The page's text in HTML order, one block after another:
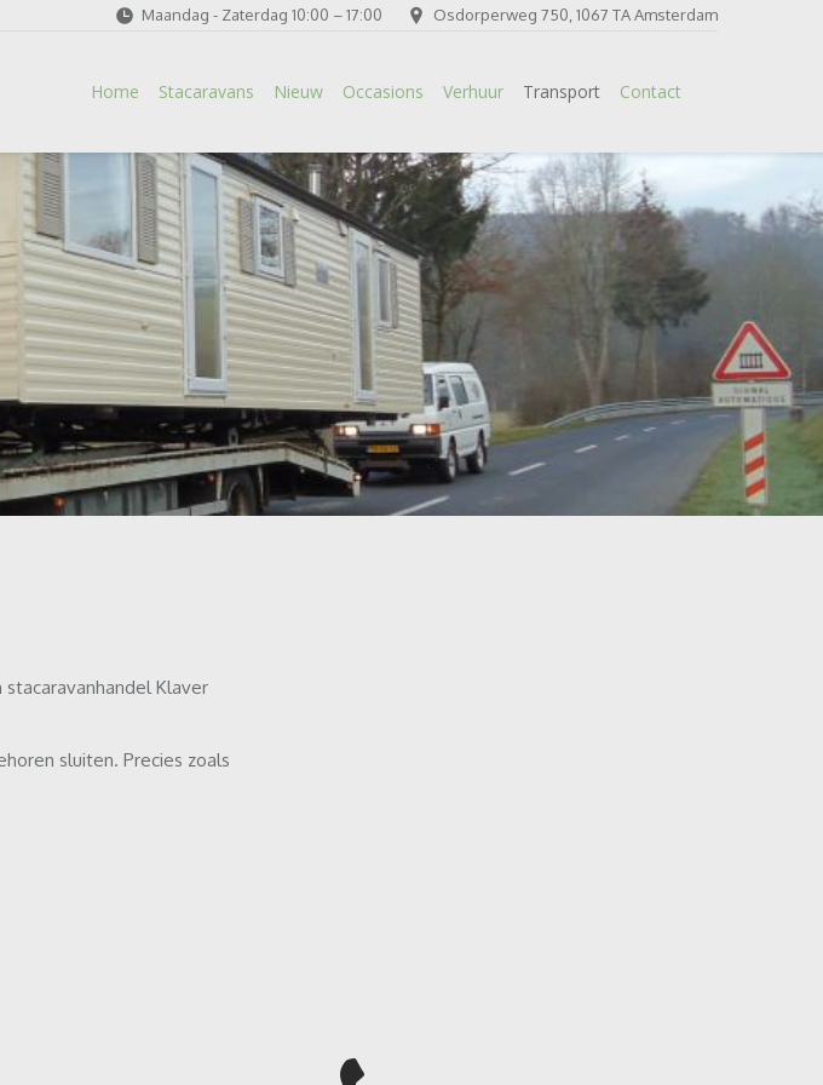
Maandag - Zaterdag 10:00 – 17:00 Osdorperweg 750, 1067 TA Amsterdam
Home Stacaravans Nieuw Occasions Verhuur Transport Contact
Klaver
sluiten. Precies zoals